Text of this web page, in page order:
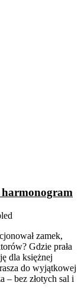
zamek,
Gdzie prała
dla księżnej
do wyjątkowej
– bez złotych sal i